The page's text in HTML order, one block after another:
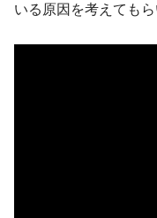
いる原因を考えてもら